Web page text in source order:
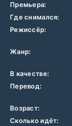
Премьера:
Где снимался:
Режиссёр:
Жанр:
В качестве:
Перевод:
Возраст:
Сколько идёт: